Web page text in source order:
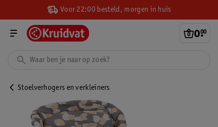
Voor 22:00 besteld, morgen in huis
0.
00
Stoelverhogers en verkleiners